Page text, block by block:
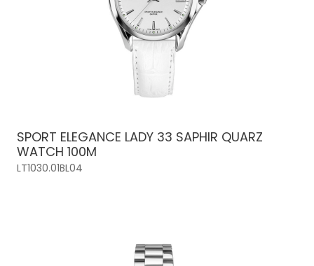
SPORT ELEGANCE LADY 33 SAPHIR QUARZ
WATCH 100M
LT1030.01BL04